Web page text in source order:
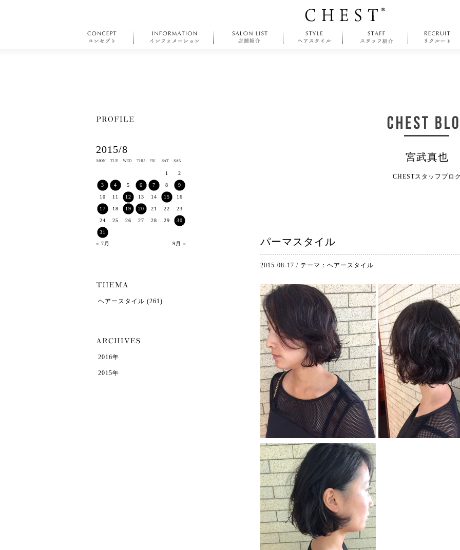
宮武真也
CHESTスタッフブロ
パーマスタイル
2015-08-17 / テーマ： ヘアースタイル
2015/8
« 7月 9月 »
1 2
3 4 5 6 7 8 9
10 11 12 13 14 15 16
17 18 19 20 21 22 23
24 25 26 27 28 29 30
31
ヘアースタイル (261)
2016年
2015年